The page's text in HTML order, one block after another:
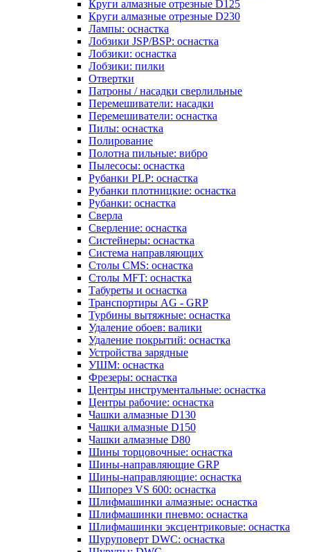
Круги алмазные отрезные D125
Круги алмазные отрезные D230
Лампы: оснастка
Лобзики JSP/BSP: оснастка
Лобзики: оснастка
Лобзики: пилки
Отвертки
Патроны / насадки сверлильные
Перемешиватели: насадки
Перемешиватели: оснастка
Пилы: оснастка
Полирование
Полотна пильные: вибро
Пылесосы: оснастка
Рубанки PLP: оснастка
Рубанки плотницкие: оснастка
Рубанки: оснастка
Сверла
Сверление: оснастка
Систейнеры: оснастка
Система направляющих
Столы CMS: оснастка
Столы MFT: оснастка
Табуреты и оснастка
Транспортиры AG - GRP
Турбины вытяжные: оснастка
Удаление обоев: валики
Удаление покрытий: оснастка
Устройства зарядные
УШМ: оснастка
Фрезеры: оснастка
Центры инструментальные: оснастка
Центры рабочие: оснастка
Чашки алмазные D130
Чашки алмазные D150
Чашки алмазные D80
Шины торцовочные: оснастка
Шины-направляющие GRP
Шины-направляющие: оснастка
Шипорез VS 600: оснастка
Шлифмашинки алмазные: оснастка
Шлифмашинки пневмо: оснастка
Шлифмашинки эксцентриковые: оснастка
Шуруповерт DWC: оснастка